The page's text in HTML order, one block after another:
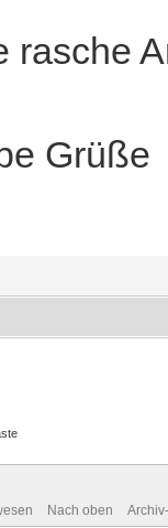
rasche
Grüße
Nach oben